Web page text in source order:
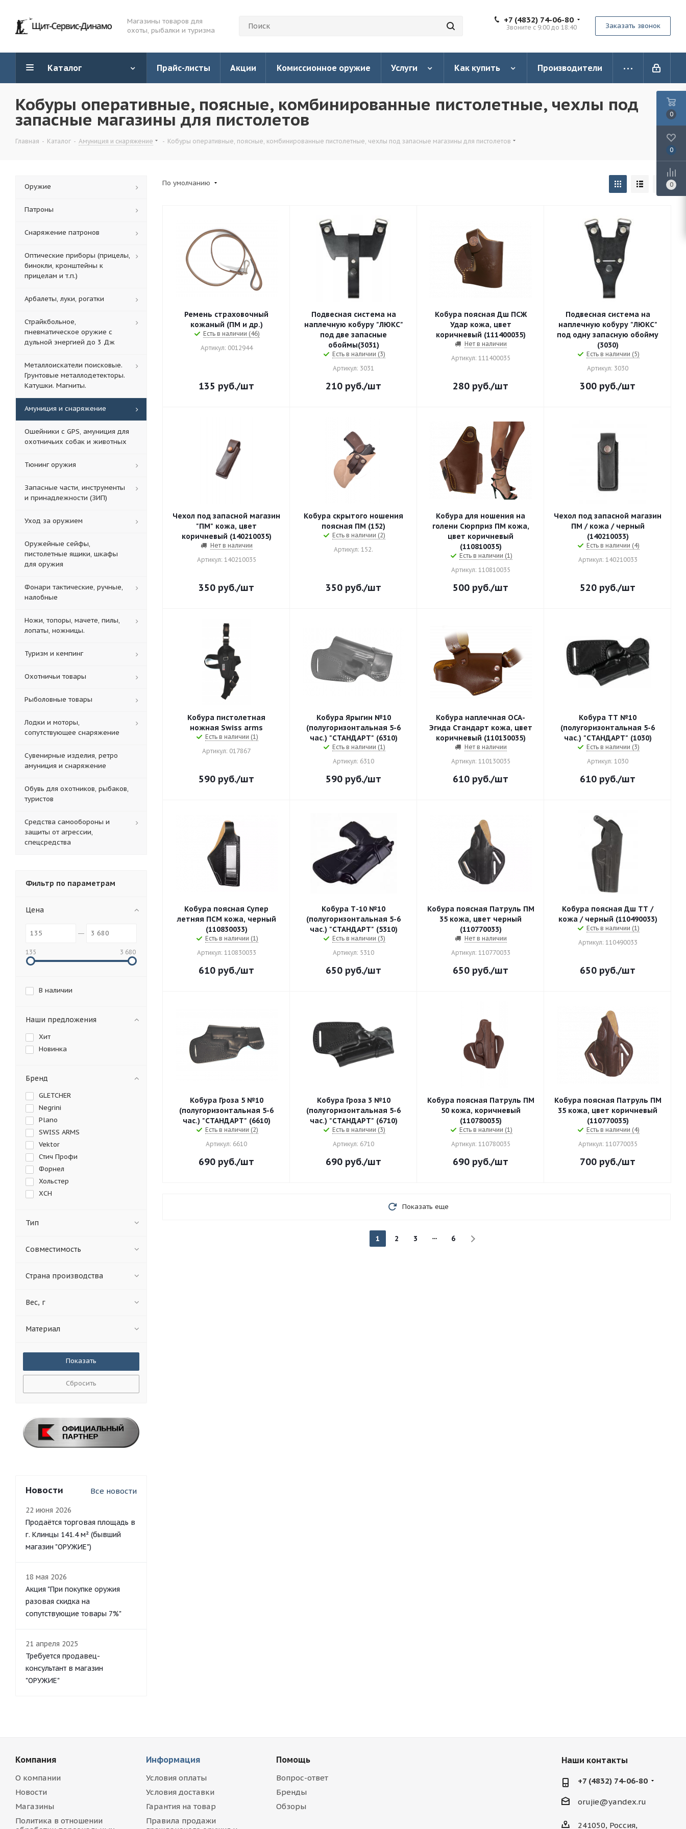
Магазины товаров для
охоты, рыбалки и туризма
+7 (4832) 74-06-80
Звоните с 9:00 до 18:40 Заказать звонок
Каталог Прайс-листы Акции Комиссионное оружие Услуги Как купить Производители
Кобуры оперативные, поясные, комбинированные пистолетные, чехлы под
запасные магазины для пистолетов
Главная - Каталог - Амуниция и снаряжение - Кобуры оперативные, поясные, комбинированные пистолетные, чехлы под запасные магазины для пистолетов
По умолчанию
Ремень страховочный
кожаный (ПМ и др.)
Есть в наличии (46)
Артикул: 0012944
135 руб./шт
Подвесная система на
наплечную кобуру "ЛЮКС"
под две запасные
обоймы(3031)
Есть в наличии (3)
Артикул: 3031
210 руб./шт
Кобура поясная Дш ПСЖ
Удар кожа, цвет
коричневый (111400035)
Нет в наличии
Артикул: 111400035
280 руб./шт
Подвесная система на
наплечную кобуру "ЛЮКС"
под одну запасную обойму
(3030)
Есть в наличии (5)
Артикул: 3030
300 руб./шт
Чехол под запасной магазин
"ПМ" кожа, цвет
коричневый (140210035)
Нет в наличии
Артикул: 140210035
350 руб./шт
Кобура скрытого ношения
поясная ПМ (152)
Есть в наличии (2)
Артикул: 152.
350 руб./шт
Кобура для ношения на
голени Сюрприз ПМ кожа,
цвет коричневый
(110810035)
Есть в наличии (1)
Артикул: 110810035
500 руб./шт
Чехол под запасной магазин
ПМ / кожа / черный
(140210033)
Есть в наличии (4)
Артикул: 140210033
520 руб./шт
Кобура пистолетная
ножная Swiss arms
Есть в наличии (1)
Артикул: 017867
590 руб./шт
Кобура Ярыгин №10
(полугоризонтальная 5-6
час.) "СТАНДАРТ" (6310)
Есть в наличии (1)
Артикул: 6310
590 руб./шт
Кобура наплечная ОСА-
Эгида Стандарт кожа, цвет
коричневый (110130035)
Нет в наличии
Артикул: 110130035
610 руб./шт
Кобура ТТ №10
(полугоризонтальная 5-6
час.) "СТАНДАРТ" (1030)
Есть в наличии (3)
Артикул: 1030
610 руб./шт
Кобура поясная Супер
летняя ПСМ кожа, черный
(110830033)
Есть в наличии (1)
Артикул: 110830033
610 руб./шт
Кобура Т-10 №10
(полугоризонтальная 5-6
час.) "СТАНДАРТ" (5310)
Есть в наличии (3)
Артикул: 5310
650 руб./шт
Кобура поясная Патруль ПМ
35 кожа, цвет черный
(110770033)
Нет в наличии
Артикул: 110770033
650 руб./шт
Кобура поясная Дш ТТ /
кожа / черный (110490033)
Есть в наличии (1)
Артикул: 110490033
650 руб./шт
Кобура Гроза 5 №10
(полугоризонтальная 5-6
час.) "СТАНДАРТ" (6610)
Есть в наличии (2)
Артикул: 6610
690 руб./шт
Кобура Гроза 3 №10
(полугоризонтальная 5-6
час.) "СТАНДАРТ" (6710)
Есть в наличии (3)
Артикул: 6710
690 руб./шт
Кобура поясная Патруль ПМ
50 кожа, коричневый
(110780035)
Есть в наличии (1)
Артикул: 110780035
690 руб./шт
Кобура поясная Патруль ПМ
35 кожа, цвет коричневый
(110770035)
Есть в наличии (4)
Артикул: 110770035
700 руб./шт
Показать еще
1 2 3 6
Оружие
Патроны
Снаряжение патронов
Оптические приборы (прицелы,
бинокли, кронштейны к
прицелам и т.п.)
Арбалеты, луки, рогатки
Страйкбольное,
пневматическое оружие с
дульной энергией до 3 Дж
Металлоискатели поисковые.
Грунтовые металлодетекторы.
Катушки. Магниты.
Амуниция и снаряжение
Ошейники с GPS, амуниция для
охотничьих собак и животных
Тюнинг оружия
Запасные части, инструменты
и принадлежности (ЗИП)
Уход за оружием
Оружейные сейфы,
пистолетные ящики, шкафы
для оружия
Фонари тактические, ручные,
налобные
Ножи, топоры, мачете, пилы,
лопаты, ножницы.
Туризм и кемпинг
Охотничьи товары
Рыболовные товары
Лодки и моторы,
сопутствующее снаряжение
Сувенирные изделия, ретро
амуниция и снаряжение
Обувь для охотников, рыбаков,
туристов
Средства самообороны и
защиты от агрессии,
спецсредства
Фильтр по параметрам
Цена
135 3 680
В наличии
Наши предложения
Хит
Новинка
Бренд
GLETCHER
Negrini
Plano
SWISS ARMS
Vektor
Стич Профи
Форнел
Хольстер
ХСН
Тип
Совместимость
Страна производства
Вес, г
Материал
Сбросить
Новости Все новости
22 июня 2026
Продаётся торговая площадь в
г. Клинцы 141.4 м² (бывший
магазин "ОРУЖИЕ")
18 мая 2026
Акция "При покупке оружия
разовая скидка на
сопутствующие товары 7%"
21 апреля 2025
Требуется продавец-
консультант в магазин
"ОРУЖИЕ"
Компания
О компании
Новости
Магазины
Политика в отношении
Информация
Условия оплаты
Условия доставки
Гарантия на товар
Правила продажи
Помощь
Вопрос-ответ
Бренды
Обзоры
Наши контакты
+7 (4832) 74-06-80
orujie@yandex.ru
241050, Россия,
0
0
0